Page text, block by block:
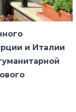
и Италии
аппараты